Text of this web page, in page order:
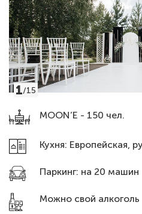
MOON’E - 150 чел.
Кухня: Европейская,
Паркинг: на 20 машин
Можно свой алкоголь
1/15